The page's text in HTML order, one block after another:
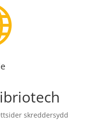
skreddersydd